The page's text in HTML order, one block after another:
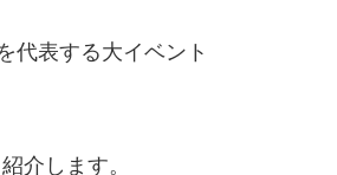
代表する大イベント
介します。